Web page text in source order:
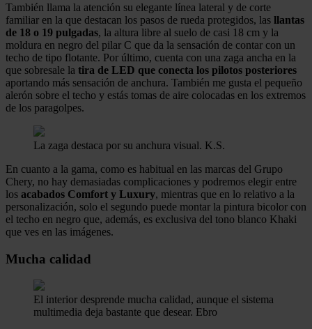
También llama la atención su elegante línea lateral y de corte
familiar en la que destacan los pasos de rueda protegidos, las llantas
de 18 o 19 pulgadas, la altura libre al suelo de casi 18 cm y la
moldura en negro del pilar C que da la sensación de contar con un
techo de tipo flotante. Por último, cuenta con una zaga ancha en la
que sobresale la tira de LED que conecta los pilotos posteriores
aportando más sensación de anchura. También me gusta el pequeño
alerón sobre el techo y estás tomas de aire colocadas en los extremos
de los paragolpes.
La zaga destaca por su anchura visual. K.S.
En cuanto a la gama, como es habitual en las marcas del Grupo
Chery, no hay demasiadas complicaciones y podremos elegir entre
los acabados Comfort y Luxury, mientras que en lo relativo a la
personalización, solo el segundo puede montar la pintura bicolor con
el techo en negro que, además, es exclusiva del tono blanco Khaki
que ves en las imágenes.
Mucha calidad
El interior desprende mucha calidad, aunque el sistema
multimedia deja bastante que desear. Ebro